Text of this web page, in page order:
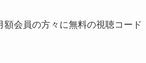
会員の方々に無料の視聴コード